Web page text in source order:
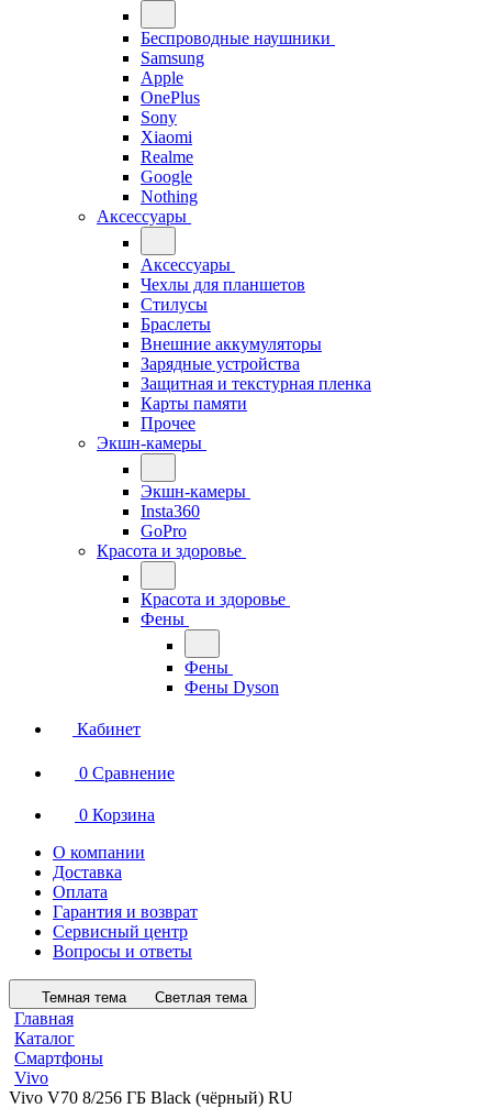
Беспроводные наушники
Samsung
Apple
OnePlus
Sony
Xiaomi
Realme
Google
Nothing
Аксессуары
Аксессуары
Чехлы для планшетов
Стилусы
Браслеты
Внешние аккумуляторы
Зарядные устройства
Защитная и текстурная пленка
Карты памяти
Прочее
Экшн-камеры
Экшн-камеры
Insta360
GoPro
Красота и здоровье
Красота и здоровье
Фены
Фены
Фены Dyson
Кабинет
0 Сравнение
0 Корзина
О компании
Доставка
Оплата
Гарантия и возврат
Сервисный центр
Вопросы и ответы
Темная тема Светлая тема
Главная
Каталог
Смартфоны
Vivo
Vivo V70 8/256 ГБ Black (чёрный) RU